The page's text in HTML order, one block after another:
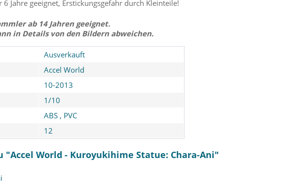
Jahre geeignet, Erstickungsgefahr durch Kleinteile!
ab 14 Jahren geeignet.
in Details von den Bildern abweichen.
Ausverkauft
Accel World
10-2013
1/10
ABS , PVC
12
World - Kuroyukihime Statue: Chara-Ani"